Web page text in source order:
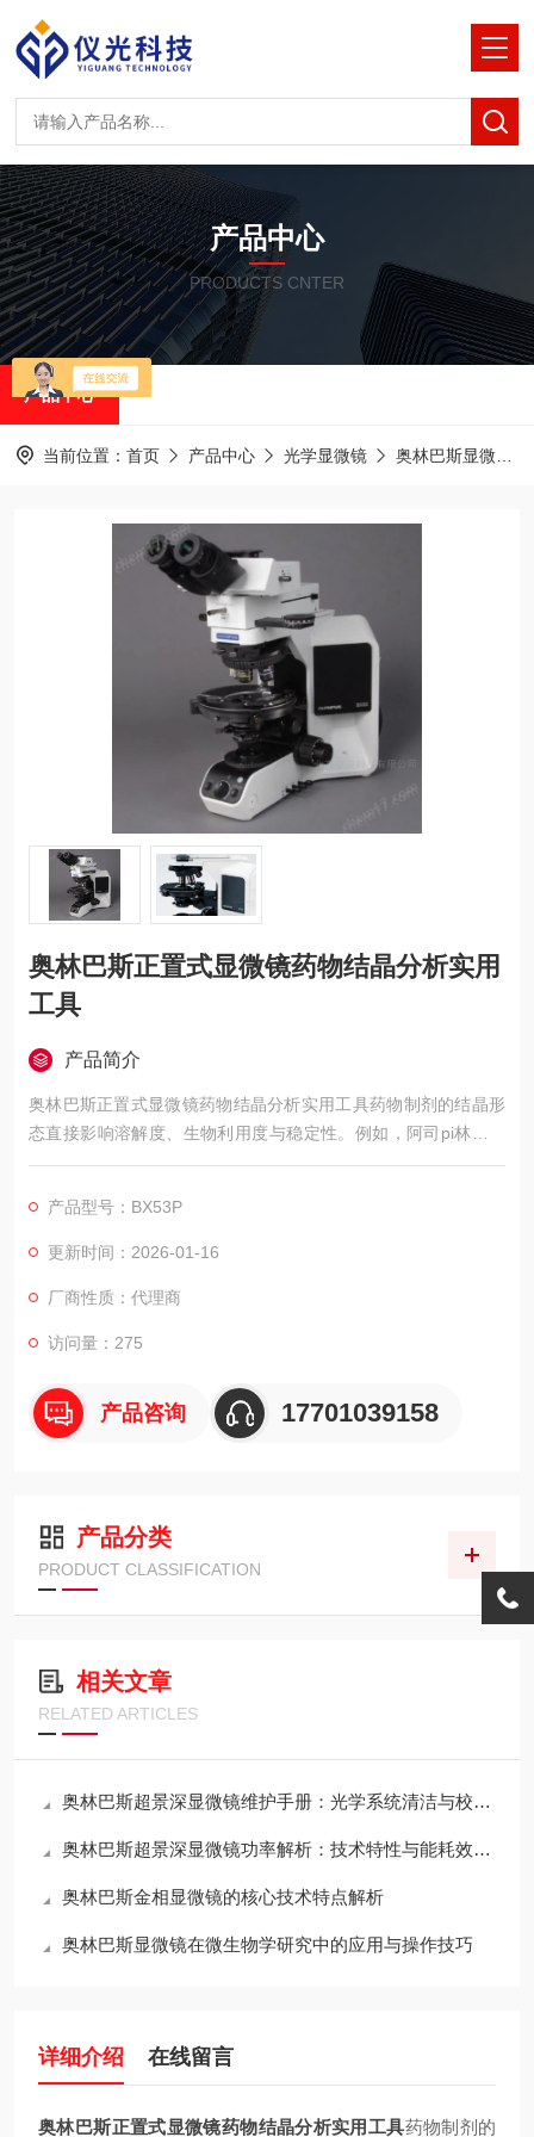
产品中心
PRODUCTS CNTER
产品中心
当前位置： 首页 产品中心 光学显微镜 奥林巴斯显微镜
奥林巴斯正置式显微镜药物结晶分析实用
工具
产品简介
奥林巴斯正置式显微镜药物结晶分析实用工具药物制剂的结晶形
态直接影响溶解度、生物利用度与稳定性。例如，阿司pi林的针
状结晶比片状更易溶于水，多晶型药物的疗效可能因分子排列不
与质量控制的关键环节。奥林巴斯BX53P专业偏光显微镜，以高
效捕捉结晶的双折射特性，成为药物分析的实用工具。
产品型号：BX53P
更新时间：2026-01-16
厂商性质：代理商
访问量：275
产品咨询 17701039158
产品分类
PRODUCT CLASSIFICATION
相关文章
RELATED ARTICLES
奥林巴斯超景深显微镜维护手册：光学系统清洁与校准全流程
奥林巴斯超景深显微镜功率解析：技术特性与能耗效率的平衡
奥林巴斯金相显微镜的核心技术特点解析
奥林巴斯显微镜在微生物学研究中的应用与操作技巧
详细介绍 在线留言
奥林巴斯正置式显微镜药物结晶分析实用工具药物制剂的